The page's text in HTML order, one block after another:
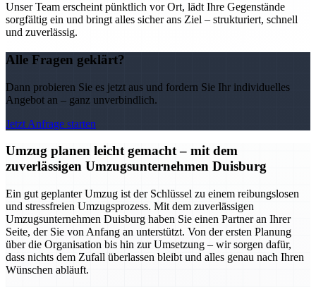
Unser Team erscheint pünktlich vor Ort, lädt Ihre Gegenstände
sorgfältig ein und bringt alles sicher ans Ziel – strukturiert, schnell
und zuverlässig.
Alle Fragen geklärt?
Dann probieren Sie es jetzt aus und fordern Sie Ihr individuelles
Angebot an – ganz unverbindlich.
Jetzt Anfrage starten
Umzug planen leicht gemacht – mit dem
zuverlässigen Umzugsunternehmen Duisburg
Ein gut geplanter Umzug ist der Schlüssel zu einem reibungslosen
und stressfreien Umzugsprozess. Mit dem zuverlässigen
Umzugsunternehmen Duisburg haben Sie einen Partner an Ihrer
Seite, der Sie von Anfang an unterstützt. Von der ersten Planung
über die Organisation bis hin zur Umsetzung – wir sorgen dafür,
dass nichts dem Zufall überlassen bleibt und alles genau nach Ihren
Wünschen abläuft.